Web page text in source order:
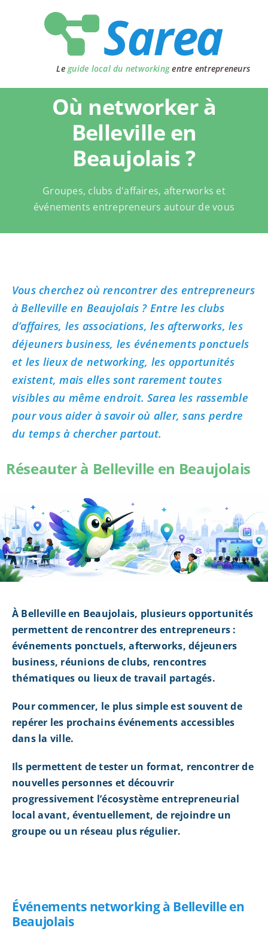
Le guide local du networkingentre entrepreneurs
Où networker à
Belleville en
Beaujolais ?
Groupes, clubs d'affaires, afterworks et
événements entrepreneurs autour de vous
Vous cherchez où rencontrer des entrepreneurs
à Belleville en Beaujolais ? Entre les clubs
d’affaires, les associations, les afterworks, les
déjeuners business, les événements ponctuels
et les lieux de networking, les opportunités
existent, mais elles sont rarement toutes
visibles au même endroit. Sarea les rassemble
pour vous aider à savoir où aller, sans perdre
du temps à chercher partout.
Réseauter à Belleville en Beaujolais
À Belleville en Beaujolais, plusieurs opportunités
permettent de rencontrer des entrepreneurs :
événements ponctuels, afterworks, déjeuners
business, réunions de clubs, rencontres
thématiques ou lieux de travail partagés.
Pour commencer, le plus simple est souvent de
repérer les prochains événements accessibles
dans la ville.
Ils permettent de tester un format, rencontrer de
nouvelles personnes et découvrir
progressivement l’écosystème entrepreneurial
local avant, éventuellement, de rejoindre un
groupe ou un réseau plus régulier.
Événements networking à Belleville en
Beaujolais